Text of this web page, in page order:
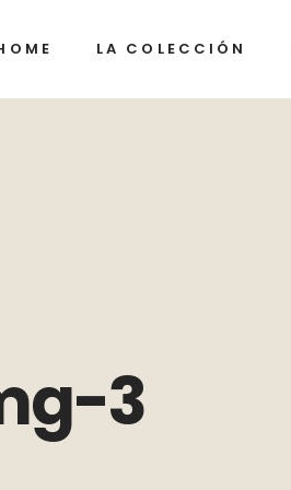
LA COLECCIÓN
3